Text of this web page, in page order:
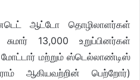
ஆட்டோ தொழிலாளர்கள்
13,000 உறுப்பினர்கள்
மற்றும் ஸ்டெல்லாண்டிஸ்
ஆகியவற்றின் பெற்றோர்)